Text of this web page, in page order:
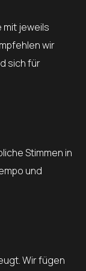
mit jeweils
wir
sich für
Stimmen in
und
Wir fügen